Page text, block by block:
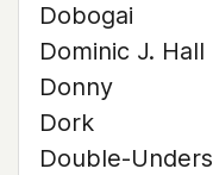
Dobogai
Dominic J. Hall
Donny
Dork
Double-Unders